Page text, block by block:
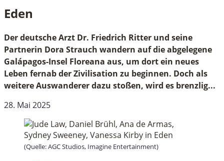
Eden
Eden
Der deutsche Arzt Dr. Friedrich Ritter und seine
Partnerin Dora Strauch wandern auf die abgelegene
Galápagos-Insel Floreana aus, um dort ein neues
Leben fernab der Zivilisation zu beginnen. Doch als
weitere Auswanderer dazu stoßen, wird es brenzlig...
28. Mai 2025
(Quelle: AGC Studios, Imagine Entertainment)